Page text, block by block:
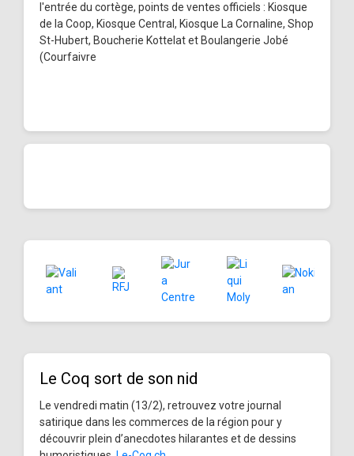
l'entrée du cortège, points de ventes officiels : Kiosque
de la Coop, Kiosque Central, Kiosque La Cornaline, Shop
St-Hubert, Boucherie Kottelat et Boulangerie Jobé
(Courfaivre
Le Coq sort de son nid
Le vendredi matin (13/2), retrouvez votre journal
satirique dans les commerces de la région pour y
découvrir plein d’anecdotes hilarantes et de dessins